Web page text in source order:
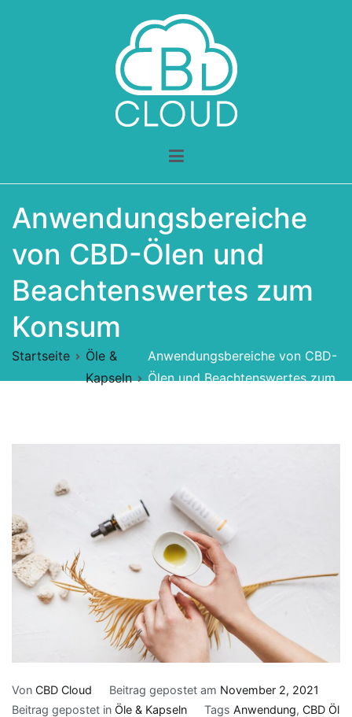
Anwendungsbereiche
von CBD-Ölen und
Beachtenswertes zum
Konsum
Startseite
Öle &
Kapseln
Anwendungsbereiche von CBD-
Ölen und Beachtenswertes zum
Von CBD Cloud Beitrag gepostet am November 2, 2021
Beitrag gepostet in Öle & Kapseln Tags Anwendung, CBD Öl